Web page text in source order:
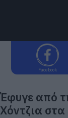
Facebook
Έφυγε από
Χόντζια